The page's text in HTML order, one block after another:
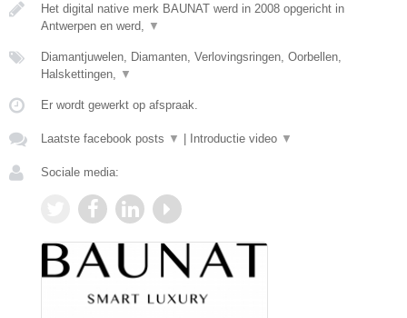
Het digital native merk BAUNAT werd in 2008 opgericht in
Antwerpen en werd,
▼
Diamantjuwelen, Diamanten, Verlovingsringen, Oorbellen,
Halskettingen,
▼
Er wordt gewerkt op afspraak.
Laatste facebook posts ▼ Introductie video ▼
Sociale media: